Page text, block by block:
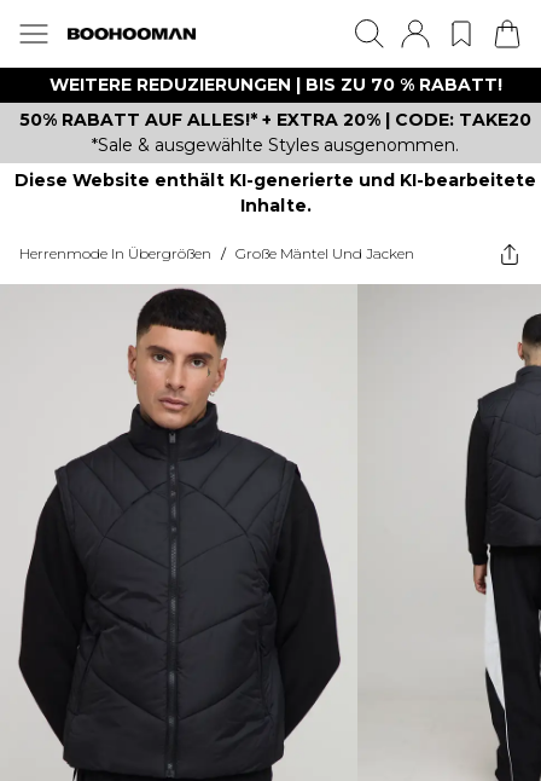
WEITERE REDUZIERUNGEN | BIS ZU 70 % RABATT!
50% RABATT AUF ALLES!* + EXTRA 20% | CODE: TAKE20
*Sale & ausgewählte Styles ausgenommen.
Diese Website enthält KI-generierte und KI-bearbeitete
Inhalte.
Herrenmode In Übergrößen / Große Mäntel Und Jacken